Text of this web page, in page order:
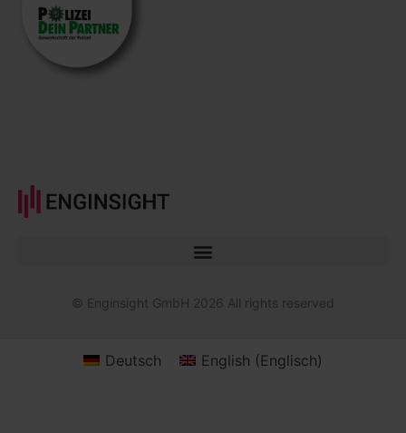
© Enginsight GmbH 2026 All rights reserved
Deutsch English (Englisch)